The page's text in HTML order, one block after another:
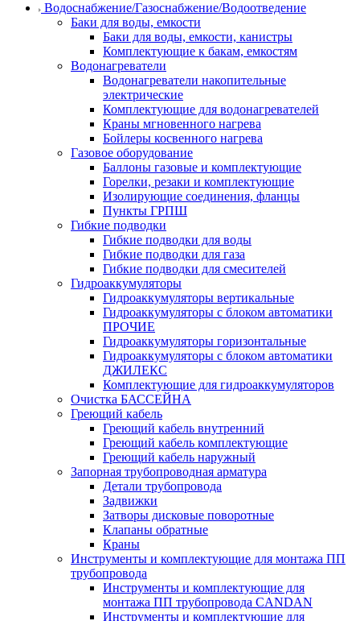
Водоснабжение/Газоснабжение/Водоотведение
Баки для воды, емкости
Баки для воды, емкости, канистры
Комплектующие к бакам, емкостям
Водонагреватели
Водонагреватели накопительные
электрические
Комплектующие для водонагревателей
Краны мгновенного нагрева
Бойлеры косвенного нагрева
Газовое оборудование
Баллоны газовые и комплектующие
Горелки, резаки и комплектующие
Изолирующие соединения, фланцы
Пункты ГРПШ
Гибкие подводки
Гибкие подводки для воды
Гибкие подводки для газа
Гибкие подводки для смесителей
Гидроаккумуляторы
Гидроаккумуляторы вертикальные
Гидроаккумуляторы с блоком автоматики
ПРОЧИЕ
Гидроаккумуляторы горизонтальные
Гидроаккумуляторы с блоком автоматики
ДЖИЛЕКС
Комплектующие для гидроаккумуляторов
Очистка БАССЕЙНА
Греющий кабель
Греющий кабель внутренний
Греющий кабель комплектующие
Греющий кабель наружный
Запорная трубопроводная арматура
Детали трубопровода
Задвижки
Затворы дисковые поворотные
Клапаны обратные
Краны
Инструменты и комплектующие для монтажа ПП
трубопровода
Инструменты и комплектующие для
монтажа ПП трубопровода CANDAN
Инструменты и комплектующие для